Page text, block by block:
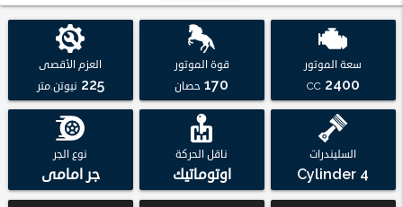
سعة الموتور
2400
CC
قوة الموتور
170 حصان
العزم الأقصى
225 نيوتن.متر
السليندرات
4 Cylinder
ناقل الحركة
اوتوماتيك
نوع الجر
جر امامى